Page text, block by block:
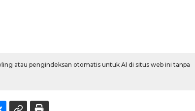
atau pengindeksan otomatis untuk AI di situs web ini tanpa